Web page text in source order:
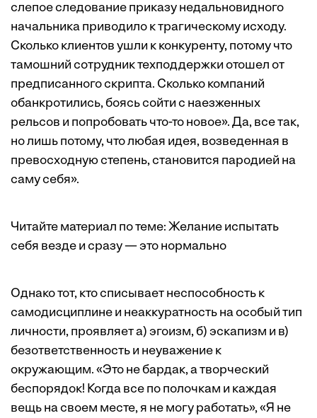
слепое следование приказу недальновидного
начальника приводило к трагическому исходу.
Сколько клиентов ушли к конкуренту, потому что
тамошний сотрудник техподдержки отошел от
предписанного скрипта. Сколько компаний
обанкротились, боясь сойти с наезженных
рельсов и попробовать что-то новое». Да, все так,
но лишь потому, что любая идея, возведенная в
превосходную степень, становится пародией на
саму себя».
Читайте материал по теме: Желание испытать
себя везде и сразу — это нормально
Однако тот, кто списывает неспособность к
самодисциплине и неаккуратность на особый тип
личности, проявляет а) эгоизм, б) эскапизм и в)
безответственность и неуважение к
окружающим. «Это не бардак, а творческий
беспорядок! Когда все по полочкам и каждая
вещь на своем месте, я не могу работать», «Я не